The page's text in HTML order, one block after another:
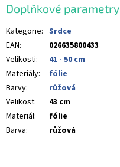
Doplňkové parametry
Kategorie: Srdce
EAN:
026635800433
Velikosti:
41 - 50 cm
Materiály:
fólie
Barvy:
růžová
Velikost:
43 cm
Materiál:
fólie
Barva: růžová